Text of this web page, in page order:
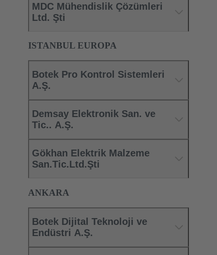
MDC Mühendislik Çözümleri
Ltd. Şti
ISTANBUL EUROPA
Botek Pro Kontrol Sistemleri
A.Ş.
Demsay Elektronik San. ve
Tic.. A.Ş.
Gökhan Elektrik Malzeme
San.Tic.Ltd.Şti
ANKARA
Botek Dijital Teknoloji ve
Endüstri A.Ş.